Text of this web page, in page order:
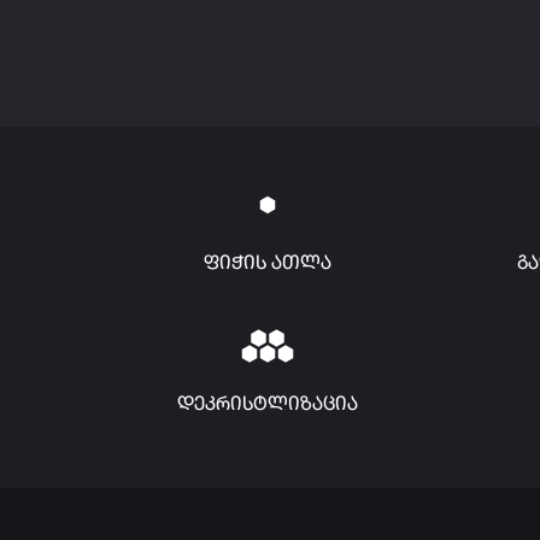
ფიჭის ათლა
დეკრისტლიზაცია